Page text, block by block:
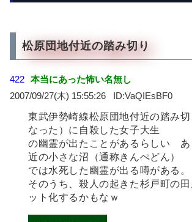
松原団地付近の踏み切り
422 本当にあった怖い名無し
2007/09/27(木) 15:55:26
VaQIEsBF0
東武伊勢崎線松原団地付近の踏み
なった）に自殺した女子大生
の幽霊が出たことがあるらしい あ
近の小さな沼（通称きんぺどん）
では水死した幽霊が出る噂がある。
そのうち、殺人の起きた杉戸町の
ット化するかもなｗ